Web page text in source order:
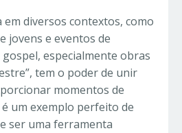
em diversos contextos, como
jovens e eventos de
gospel, especialmente obras
tem o poder de unir
momentos de
um exemplo perfeito de
ser uma ferramenta